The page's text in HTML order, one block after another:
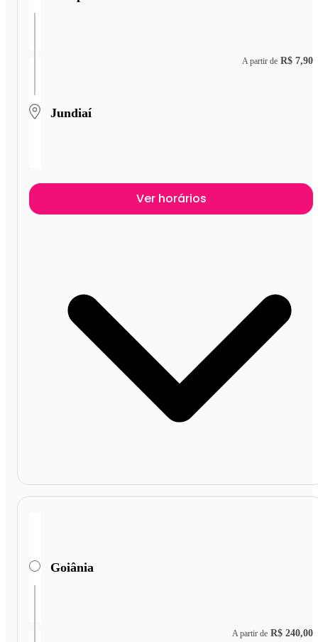
Jundiaí
A partir de R$ 7,90
Ver horários
Goiânia
A partir de R$ 240,00